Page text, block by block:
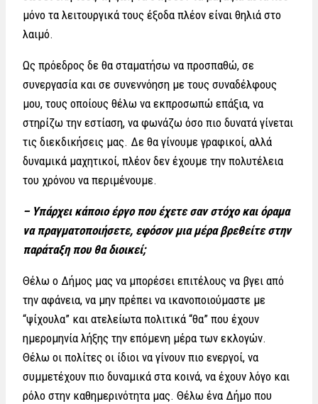
μόνο τα λειτουργικά τους έξοδα πλέον είναι θηλιά στο
λαιμό.
Ως πρόεδρος δε θα σταματήσω να προσπαθώ, σε
συνεργασία και σε συνεννόηση με τους συναδέλφους
μου, τους οποίους θέλω να εκπροσωπώ επάξια, να
στηρίζω την εστίαση, να φωνάζω όσο πιο δυνατά γίνεται
τις διεκδικήσεις μας. Δε θα γίνουμε γραφικοί, αλλά
δυναμικά μαχητικοί, πλέον δεν έχουμε την πολυτέλεια
του χρόνου να περιμένουμε.
– Υπάρχει κάποιο έργο που έχετε σαν στόχο και όραμα
να πραγματοποιήσετε, εφόσον μια μέρα βρεθείτε στην
παράταξη που θα διοικεί;
Θέλω ο Δήμος μας να μπορέσει επιτέλους να βγει από
την αφάνεια, να μην πρέπει να ικανοποιούμαστε με
“ψίχουλα” και ατελείωτα πολιτικά “θα” που έχουν
ημερομηνία λήξης την επόμενη μέρα των εκλογών.
Θέλω οι πολίτες οι ίδιοι να γίνουν πιο ενεργοί, να
συμμετέχουν πιο δυναμικά στα κοινά, να έχουν λόγο και
ρόλο στην καθημερινότητα μας. Θέλω ένα Δήμο που